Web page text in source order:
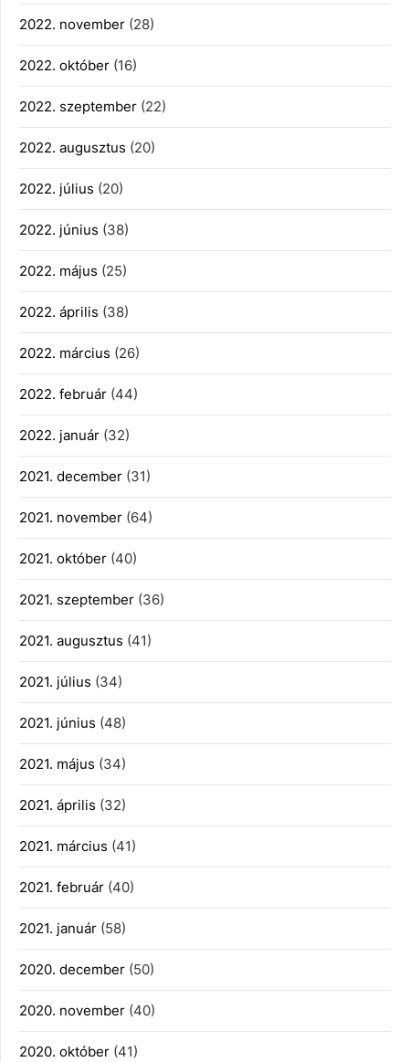
2022. november (28)
2022. október (16)
2022. szeptember (22)
2022. augusztus (20)
2022. július (20)
2022. június (38)
2022. május (25)
2022. április (38)
2022. március (26)
2022. február (44)
2022. január (32)
2021. december (31)
2021. november (64)
2021. október (40)
2021. szeptember (36)
2021. augusztus (41)
2021. július (34)
2021. június (48)
2021. május (34)
2021. április (32)
2021. március (41)
2021. február (40)
2021. január (58)
2020. december (50)
2020. november (40)
2020. október (41)